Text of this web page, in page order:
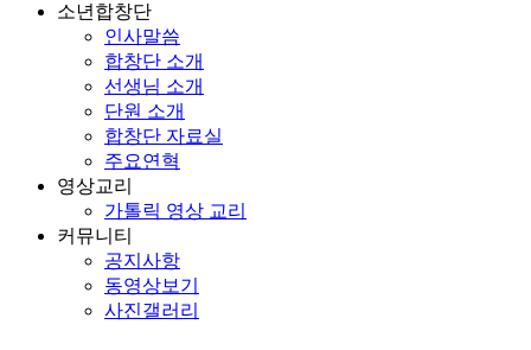
소년합창단
인사말씀
합창단 소개
선생님 소개
단원 소개
합창단 자료실
주요연혁
영상교리
가톨릭 영상 교리
커뮤니티
공지사항
동영상보기
사진갤러리